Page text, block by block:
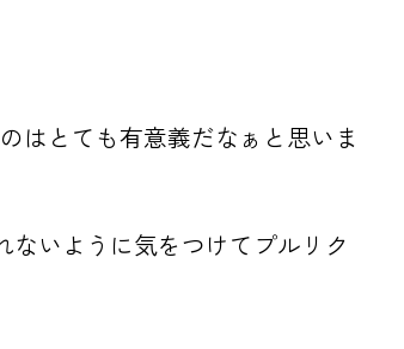
はとても有意義だなぁと思いま
いように気をつけてプルリク